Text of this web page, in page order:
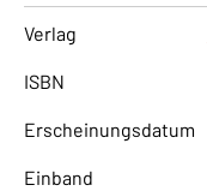
Verlag
ISBN
Erscheinungsdatum
Einband